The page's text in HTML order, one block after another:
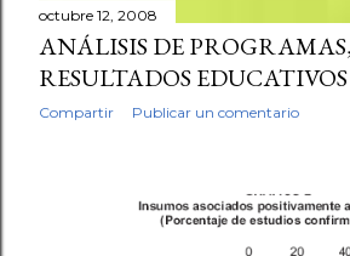
octubre 12, 2008
ANÁLISIS DE PROGRAMAS,
RESULTADOS
Compartir Publicar un comentario